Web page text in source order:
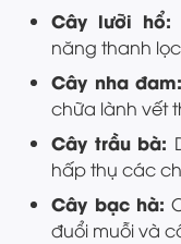
Cây lưỡi hổ:
năng thanh
Cây nha đam:
chữa lành vết
Cây trầu bà:
hấp thụ các
Cây bạc hà:
đuổi muỗi và